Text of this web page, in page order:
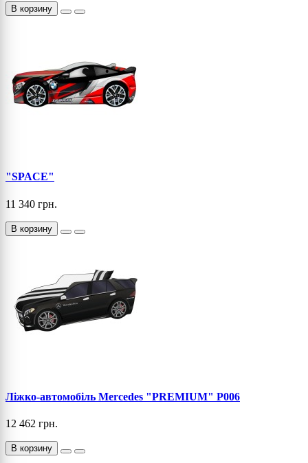
В корзину
"SPACE"
11 340 грн.
В корзину
Ліжко-автомобіль Mercedes "PREMIUM" P006
12 462 грн.
В корзину